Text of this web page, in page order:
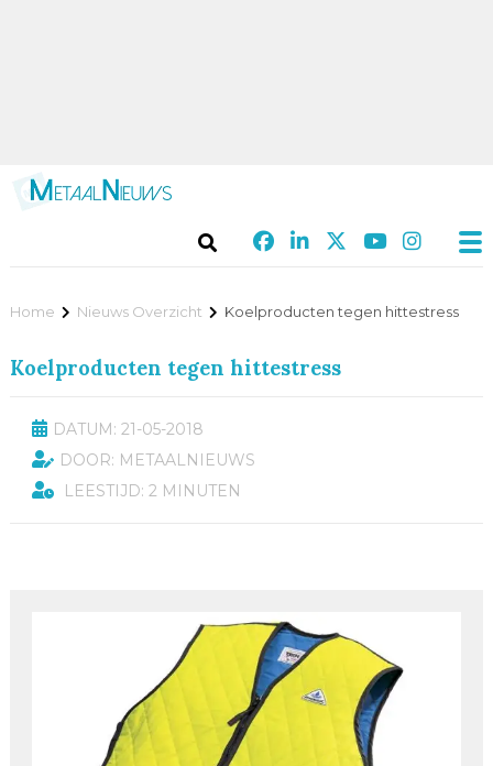
Home Nieuws Overzicht Koelproducten tegen hittestress
Koelproducten tegen hittestress
DATUM: 21-05-2018
DOOR: METAALNIEUWS
LEESTIJD: 2 MINUTEN